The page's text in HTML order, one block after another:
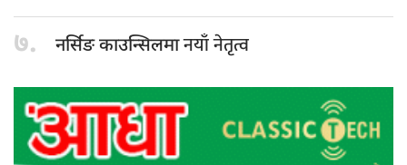
७. नर्सिङ काउन्सिलमानयाँ नेतृत्व